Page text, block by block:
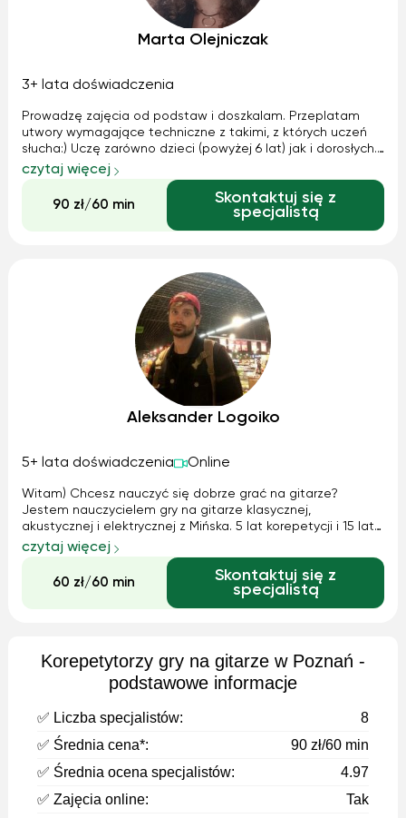
Marta Olejniczak
3+ lata doświadczenia
Prowadzę zajęcia od podstaw i doszkalam. Przeplatam
utwory wymagające techniczne z takimi, z których uczeń
słucha:) Uczę zarówno dzieci (powyżej 6 lat) jak i dorosłych.
Warto spełnić w każdym wieku swoje marzenia;)
czytaj więcej
90 zł/60 min
Skontaktuj się z
specjalistą
Aleksander Logoiko
5+ lata doświadczenia Online
Witam) Chcesz nauczyć się dobrze grać na gitarze?
Jestem nauczycielem gry na gitarze klasycznej,
akustycznej i elektrycznej z Mińska. 5 lat korepetycji i 15 lat
gry na gitarze. Uczę w języku rosyjskim i podstawowym
języku polskim. Do każdego ucznia podchodzę
indywidualnie i gramy to, co lubi)
czytaj więcej
60 zł/60 min
Skontaktuj się z
specjalistą
Korepetytorzy gry na gitarze w Poznań -
podstawowe informacje
✅ Liczba specjalistów:
8
✅ Średnia cena*:
90 zł/60 min
✅ Średnia ocena specjalistów:
4.97
✅ Zajęcia online:
Tak